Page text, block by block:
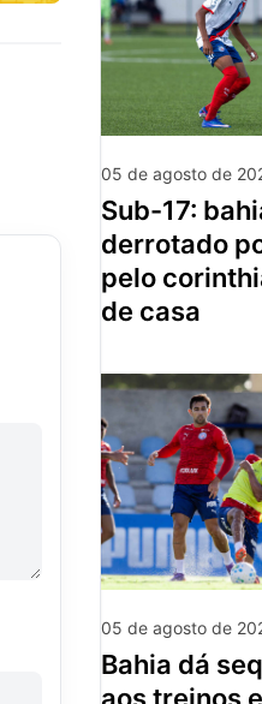
05 de agosto de
sub-17: bahia é
derrotado
pelo
de casa
05 de agosto de
bahia dá sequência
aos treinos